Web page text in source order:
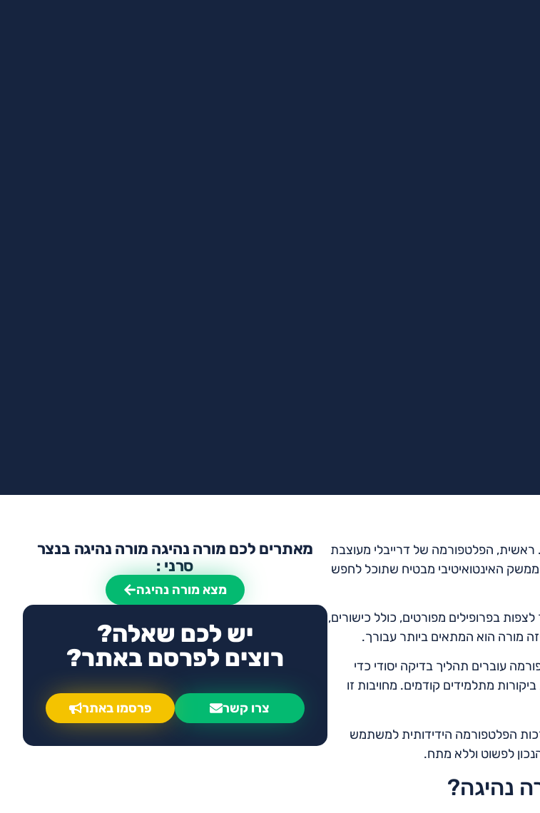
ראשית, הפלטפורמה של דרייבלי מעוצבת
האינטואיטיבי מבטיח שתוכל לחפש
בפרופילים מפורטים, כולל כישורים,
מורה הוא המתאים ביותר עבורך.
עוברים תהליך בדיקה יסודי כדי
מתלמידים קודמים. מחויבות זו
הפלטפורמה הידידותית למשתמש
לפשוט וללא מתח.
נהיגה?
מאתרים לכם מורה נהיגה מורה נהיגה בנצר
סרני :
מצא מורה נהיגה
יש לכם שאלה?
רוצים לפרסם באתר?
צרו קשר פרסמו באתר